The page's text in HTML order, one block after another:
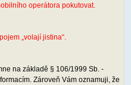
operátora pokutovat.
„volají jistina“.
na základě § 106/1999 Sb. -
Zároveň Vám oznamuji, že